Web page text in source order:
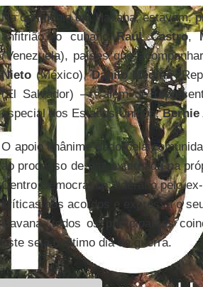
Na cerimônia em Havana, estavam,
anfitrião, o cubanoRaúl Castro,
(Venezuela), países que
Nieto(México),Danilo Medina
(El Salvador) —, além de
especial dos Estados Unidos,Bernie
O apoio unânime dado pela
ao processo de paz externada na
Centro Democrático, liderado pelo
críticas aos acordos e expressa o
Havana, todos os participantes
este seja o último dia da guerra.